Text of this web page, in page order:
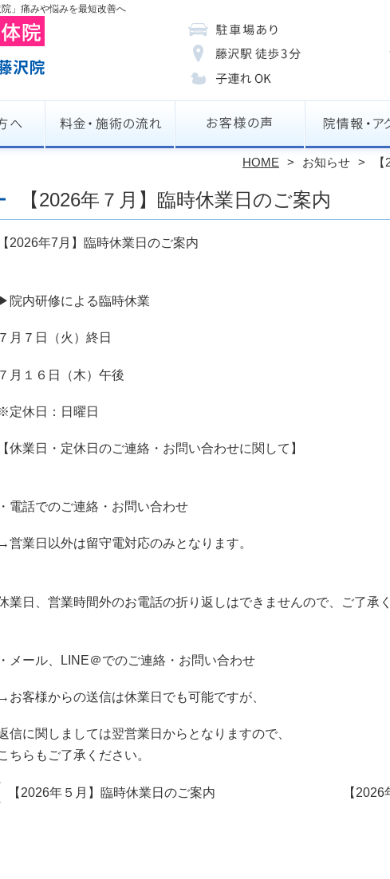
」痛みや悩みを最短改善へ
HOME お知らせ
【2026年７月】臨時休業日のご案内
【2026年7月】臨時休業日のご案内
▶︎院内研修による臨時休業
７月７日（火）終日
７月１６日（木）午後
定休日：日曜日
【休業日・定休日のご連絡・お問い合わせに関して】
・電話でのご連絡・お問い合わせ
→営業日以外は留守電対応のみとなります。
業日、営業時間外のお電話の折り返しはできませんので、ご了承く
・メール、LINE＠でのご連絡・お問い合わせ
→お客様からの送信は休業日でも可能ですが、
信に関しましては翌営業日からとなりますので、
ちらもご了承ください。
【2026年５月】臨時休業日のご案内 【